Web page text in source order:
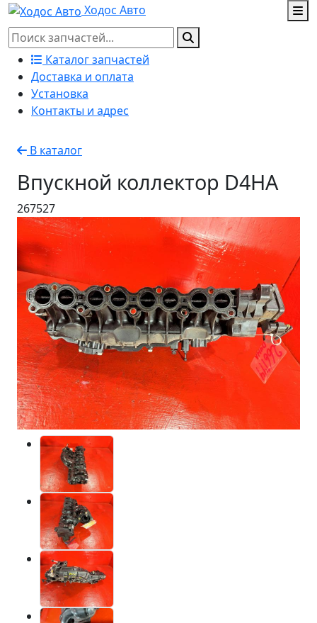
Ходос Авто
Каталог запчастей
Доставка и оплата
Установка
Контакты и адрес
В каталог
Впускной коллектор D4HA
267527